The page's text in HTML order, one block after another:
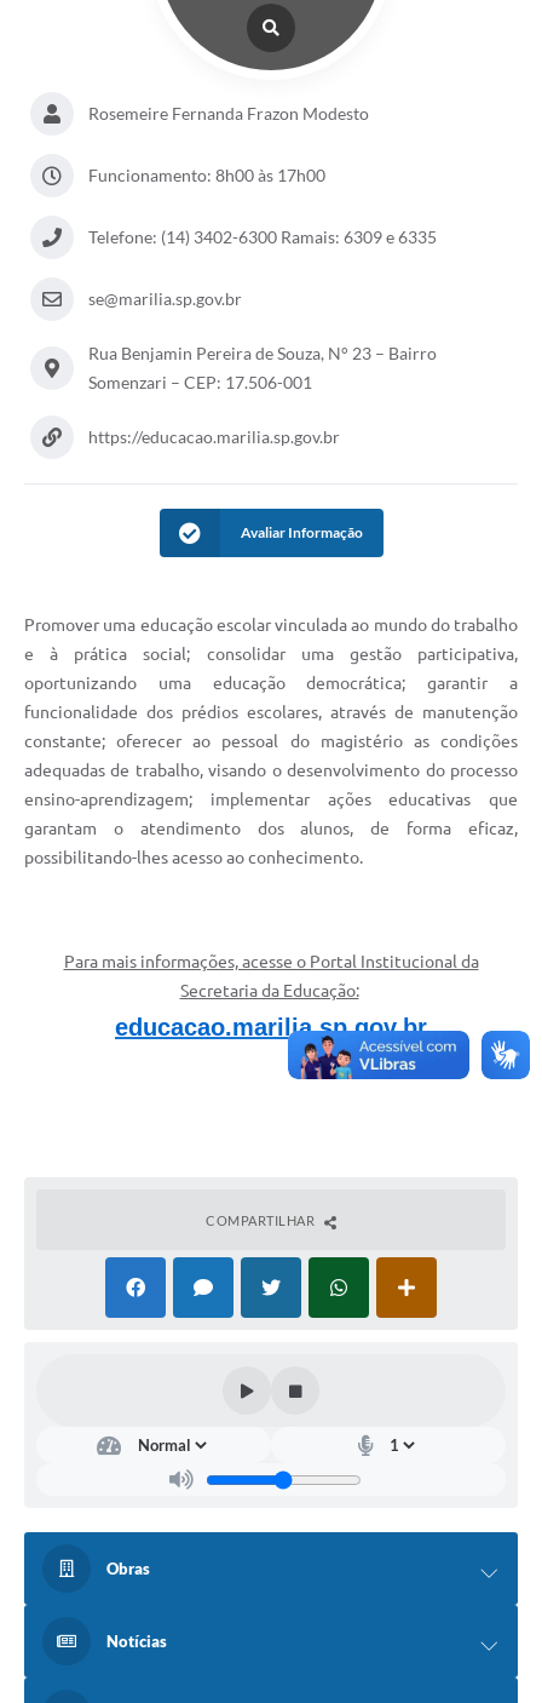
Rosemeire Fernanda Frazon Modesto
Funcionamento: 8h00 às 17h00
Telefone: (14) 3402-6300 Ramais: 6309 e 6335
se@marilia.sp.gov.br
Rua Benjamin Pereira de Souza, N° 23 – Bairro
Somenzari – CEP: 17.506-001
https://educacao.marilia.sp.gov.br
Avaliar Informação
Promover uma educação escolar vinculada ao mundo do trabalho
e à prática social; consolidar uma gestão participativa,
oportunizando uma educação democrática; garantir a
funcionalidade dos prédios escolares, através de manutenção
constante; oferecer ao pessoal do magistério as condições
adequadas de trabalho, visando o desenvolvimento do processo
ensino-aprendizagem; implementar ações educativas que
garantam o atendimento dos alunos, de forma eficaz,
possibilitando-lhes acesso ao conhecimento.
Para mais informações, acesse o Portal Institucional da
Secretaria da Educação:
educacao.marilia.sp.gov.br
COMPARTILHAR
Obras
Notícias